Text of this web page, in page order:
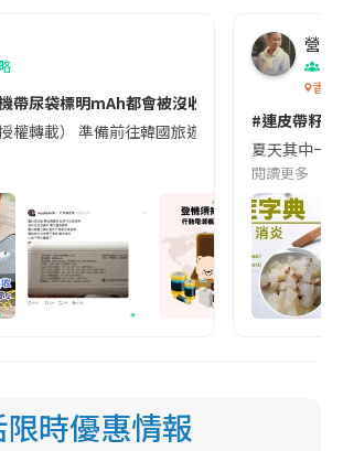
帶尿袋標明mAh都會被沒收😱出發前切記檢查
授權轉載） 準備前往韓國旅遊的民眾，近期要
營養
香港
#連皮帶籽
夏天其中一
閱讀更多
時優惠情報